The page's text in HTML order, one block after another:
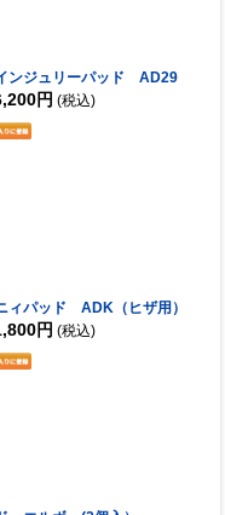
ンジュリーパッド AD29
円 (税込)
パッド ADK（ヒザ用）
円 (税込)